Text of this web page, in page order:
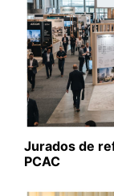
Jurados de
PCAC